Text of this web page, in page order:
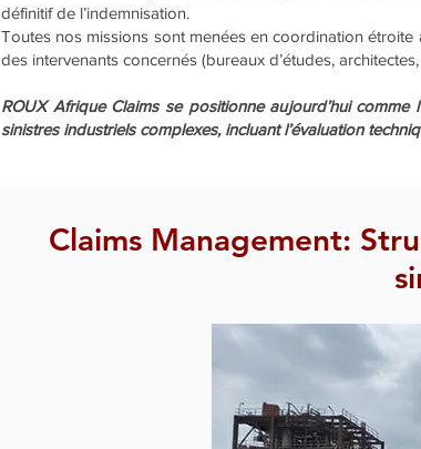
définitif de l’indemnisation.
Toutes nos missions sont menées en coordination étroite
des intervenants concernés (bureaux d’études,
ROUX Afrique Claims se positionne aujourd’hui
sinistres industriels complexes, incluant l’évaluation
Claims Management: